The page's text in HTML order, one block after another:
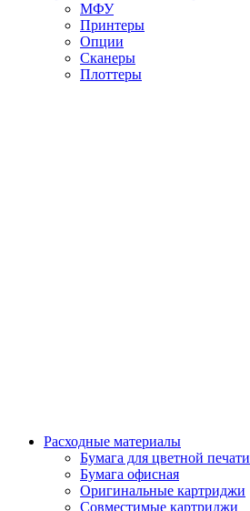
МФУ
Принтеры
Опции
Сканеры
Плоттеры
Расходные материалы
Бумага для цветной печати
Бумага офисная
Оригинальные картриджи
Совместимые картриджи